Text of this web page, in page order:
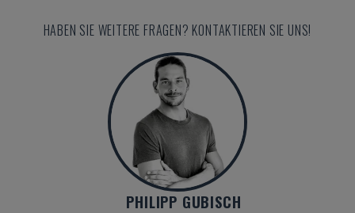
HABEN SIE WEITERE FRAGEN? KONTAKTIEREN SIE UNS!
PHILIPP GUBISCH